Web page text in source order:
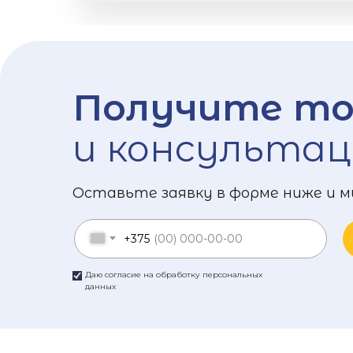
Получите
и
Оставьте заявку в форме ниже и
Даю согласие на обработку персональных
данных
+375